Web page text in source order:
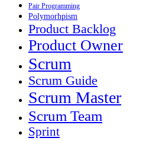
Pair Programming
Polymorhpism
Product Backlog
Product Owner
Scrum
Scrum Guide
Scrum Master
Scrum Team
Sprint